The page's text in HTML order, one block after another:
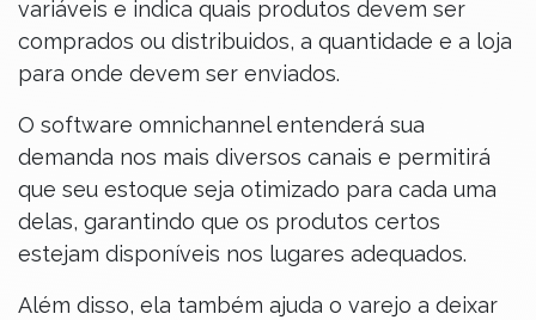
variáveis e indica quais produtos devem ser
comprados ou distribuidos, a quantidade e a loja
para onde devem ser enviados.
O software omnichannel entenderá sua
demanda nos mais diversos canais e permitirá
que seu estoque seja otimizado para cada uma
delas, garantindo que os produtos certos
estejam disponíveis nos lugares adequados.
Além disso, ela também ajuda o varejo a deixar